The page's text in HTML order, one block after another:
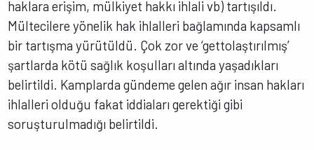
haklara erişim, mülkiyet hakkı ihlali vb) tartışıldı.
Mültecilere yönelik hak ihlalleri bağlamında kapsamlı
bir tartışma yürütüldü. Çok zor ve ‘gettolaştırılmış’
şartlarda kötü sağlık koşulları altında yaşadıkları
belirtildi. Kamplarda gündeme gelen ağır insan hakları
ihlalleri olduğu fakat iddiaları gerektiği gibi
soruşturulmadığı belirtildi.